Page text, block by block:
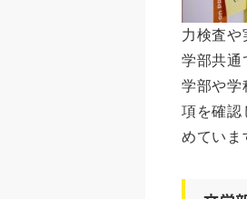
力検査や
学部共通
学部や学
項を確認
めていま